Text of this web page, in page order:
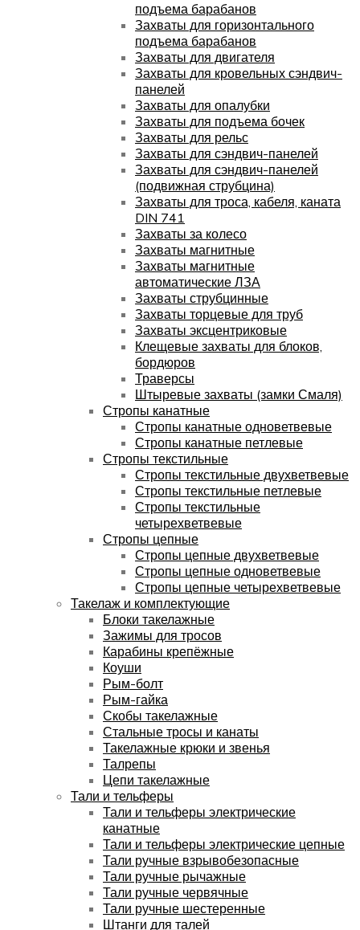
подъема барабанов
Захваты для горизонтального
подъема барабанов
Захваты для двигателя
Захваты для кровельных сэндвич-
панелей
Захваты для опалубки
Захваты для подъема бочек
Захваты для рельс
Захваты для сэндвич-панелей
Захваты для сэндвич-панелей
(подвижная струбцина)
Захваты для троса, кабеля, каната
DIN 741
Захваты за колесо
Захваты магнитные
Захваты магнитные
автоматические ЛЗА
Захваты струбцинные
Захваты торцевые для труб
Захваты эксцентриковые
Клещевые захваты для блоков,
бордюров
Траверсы
Штыревые захваты (замки Смаля)
Стропы канатные
Стропы канатные одноветвевые
Стропы канатные петлевые
Стропы текстильные
Стропы текстильные двухветвевые
Стропы текстильные петлевые
Стропы текстильные
четырехветвевые
Стропы цепные
Стропы цепные двухветвевые
Стропы цепные одноветвевые
Стропы цепные четырехветвевые
Такелаж и комплектующие
Блоки такелажные
Зажимы для тросов
Карабины крепёжные
Коуши
Рым-болт
Рым-гайка
Скобы такелажные
Стальные тросы и канаты
Такелажные крюки и звенья
Талрепы
Цепи такелажные
Тали и тельферы
Тали и тельферы электрические
канатные
Тали и тельферы электрические цепные
Тали ручные взрывобезопасные
Тали ручные рычажные
Тали ручные червячные
Тали ручные шестеренные
Штанги для талей